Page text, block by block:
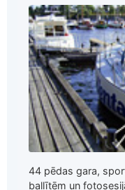
44 pēdas gara,
ballītēm un